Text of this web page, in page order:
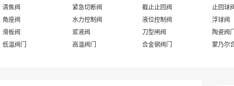
清焦阀 紧急切断阀 截止止回阀
止回球
角座阀 水力控制阀 液位控制阀
浮球阀
滑板阀 浆液阀 刀型闸阀
陶瓷阀门
低温阀门 高温阀门 合金钢阀门
蒙乃尔